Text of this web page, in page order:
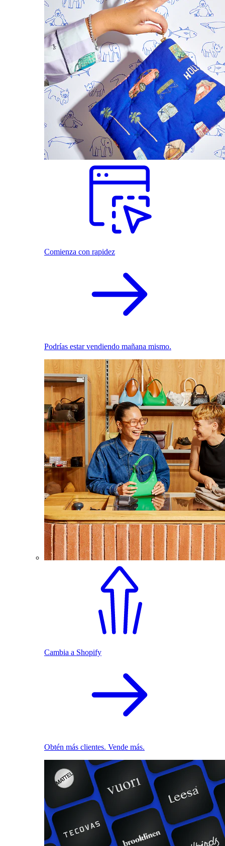
Comienza con rapidez
Podrías estar vendiendo mañana mismo.
Cambia a Shopify
Obtén más clientes. Vende más.